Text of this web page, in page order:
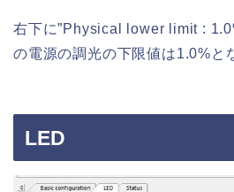
右下に”Physical lower limit :
の電源の調光の下限値は1.0%と
LED